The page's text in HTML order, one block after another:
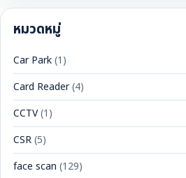
หมวดหมู่
Car Park(1)
Card Reader(4)
CCTV(1)
CSR(5)
face scan (129)